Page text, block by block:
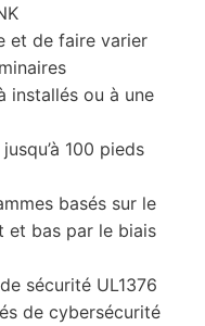
et de faire varier
installés ou à une
100 pieds
basés sur le
et bas par le biais
sécurité UL1376
de cybersécurité